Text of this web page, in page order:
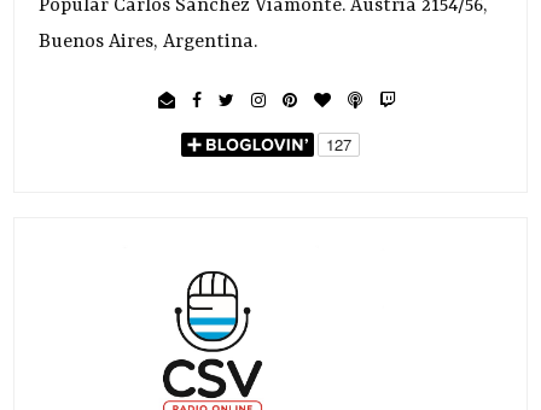
Popular Carlos Sánchez Viamonte. Austria 2154/56,
Buenos Aires, Argentina.